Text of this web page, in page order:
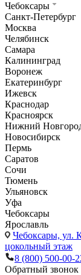
Чебоксары
Санкт-Петербург
Москва
Челябинск
Самара
Калининград
Воронеж
Екатеринбург
Ижевск
Краснодар
Красноярск
Нижний
Новосибирск
Пермь
Саратов
Сочи
Тюмень
Ульяновск
Уфа
Чебоксары
Ярославль
Чебоксары, ул.
цокольный этаж
8 (800) 500-00-
Обратный звонок